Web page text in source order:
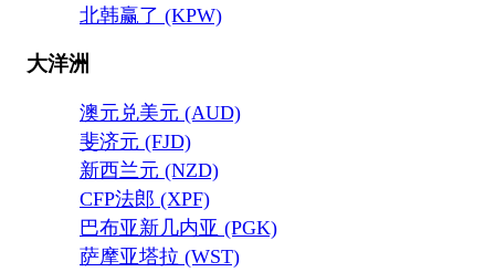
北韩赢了 (KPW)
大洋洲
澳元兑美元 (AUD)
斐济元 (FJD)
新西兰元 (NZD)
CFP法郎 (XPF)
巴布亚新几内亚 (PGK)
萨摩亚塔拉 (WST)